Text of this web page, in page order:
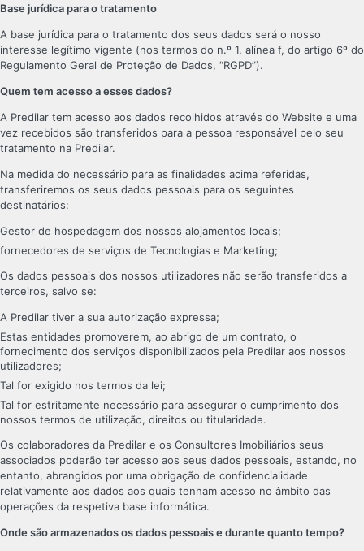
Base jurídica para o tratamento
A base jurídica para o tratamento dos seus dados será o nosso
interesse legítimo vigente (nos termos do n.º 1, alínea f, do artigo 6º do
Regulamento Geral de Proteção de Dados, “RGPD”).
Quem tem acesso a esses dados?
A Predilar tem acesso aos dados recolhidos através do Website e uma
vez recebidos são transferidos para a pessoa responsável pelo seu
tratamento na Predilar.
Na medida do necessário para as finalidades acima referidas,
transferiremos os seus dados pessoais para os seguintes
destinatários:
Gestor de hospedagem dos nossos alojamentos locais;
fornecedores de serviços de Tecnologias e Marketing;
Os dados pessoais dos nossos utilizadores não serão transferidos a
terceiros, salvo se:
A Predilar tiver a sua autorização expressa;
Estas entidades promoverem, ao abrigo de um contrato, o
fornecimento dos serviços disponibilizados pela Predilar aos nossos
utilizadores;
Tal for exigido nos termos da lei;
Tal for estritamente necessário para assegurar o cumprimento dos
nossos termos de utilização, direitos ou titularidade.
Os colaboradores da Predilar e os Consultores Imobiliários seus
associados poderão ter acesso aos seus dados pessoais, estando, no
entanto, abrangidos por uma obrigação de confidencialidade
relativamente aos dados aos quais tenham acesso no âmbito das
operações da respetiva base informática.
Onde são armazenados os dados pessoais e durante quanto tempo?